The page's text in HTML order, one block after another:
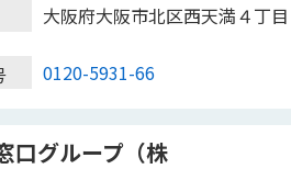
大阪府大阪市北区西天満４丁
0120-5931-66
口グループ（株